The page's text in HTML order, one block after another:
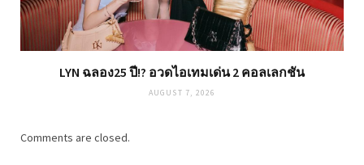
LYN ฉลอง25 ปี!? อวดไอเทมเด่น 2 คอลเลกชัน
AUGUST 7, 2026
Comments are closed.